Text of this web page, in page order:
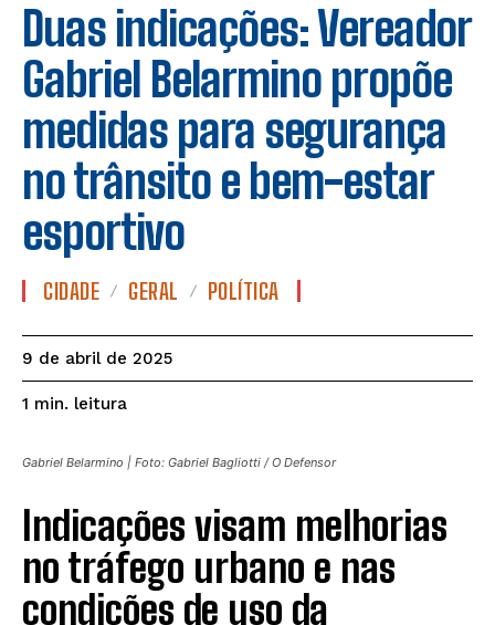
Duas indicações: Vereador
Gabriel Belarmino propõe
medidas para segurança
no trânsito e bem-estar
esportivo
CIDADE GERAL POLÍTICA
9 de abril de 2025
1 min. leitura
Gabriel Belarmino | Foto: Gabriel Bagliotti / O Defensor
Indicações visam melhorias
no tráfego urbano e nas
condições de uso da